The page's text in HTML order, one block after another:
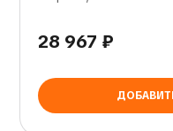
28 967 ₽